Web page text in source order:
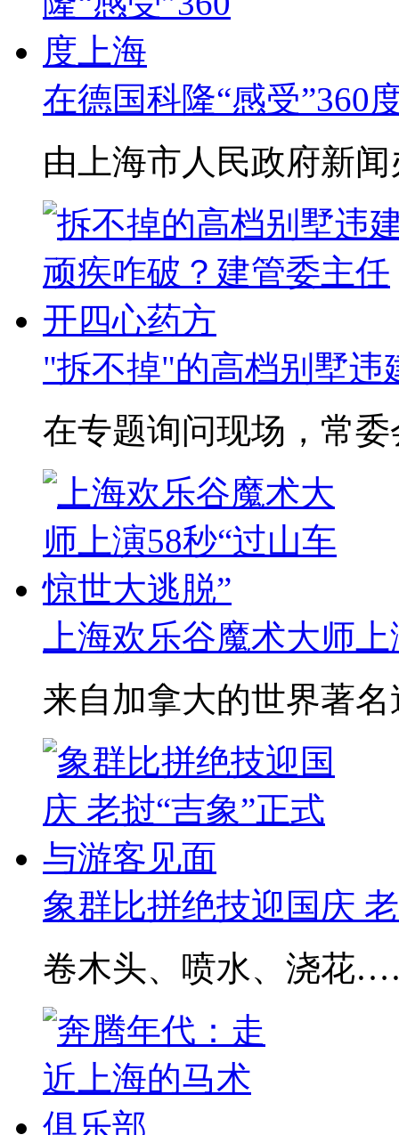
在德国科隆“感受”360
由上海市人民政府新
"拆不掉"的高档别墅违
在专题询问现场，常
上海欢乐谷魔术大师
来自加拿大的世界著
象群比拼绝技迎国庆
卷木头、喷水、浇花